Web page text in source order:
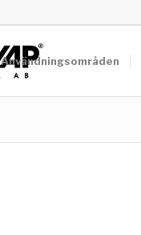
Användningsområden